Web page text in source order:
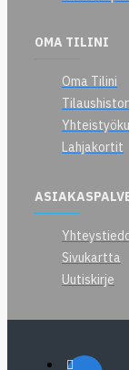
OMA TILINI
Oma Tilini
Lahjakortit
Sivukartta
Uutiskirje